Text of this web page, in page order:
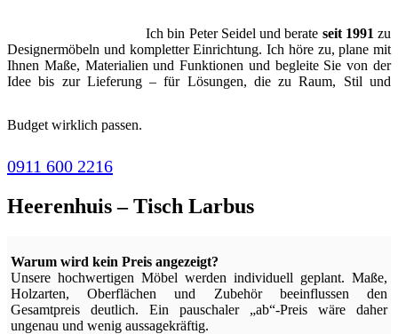
Ich bin Peter Seidel und berate seit 1991 zu
Designermöbeln und kompletter Einrichtung. Ich höre zu, plane mit
Ihnen Maße, Materialien und Funktionen und begleite Sie von der
Idee bis zur Lieferung – für Lösungen, die zu Raum, Stil und
Budget wirklich passen.
0911 600 2216
Heerenhuis – Tisch Larbus
Warum wird kein Preis angezeigt?
Unsere hochwertigen Möbel werden individuell geplant. Maße,
Holzarten, Oberflächen und Zubehör beeinflussen den
Gesamtpreis deutlich. Ein pauschaler „ab“-Preis wäre daher
ungenau und wenig aussagekräftig.